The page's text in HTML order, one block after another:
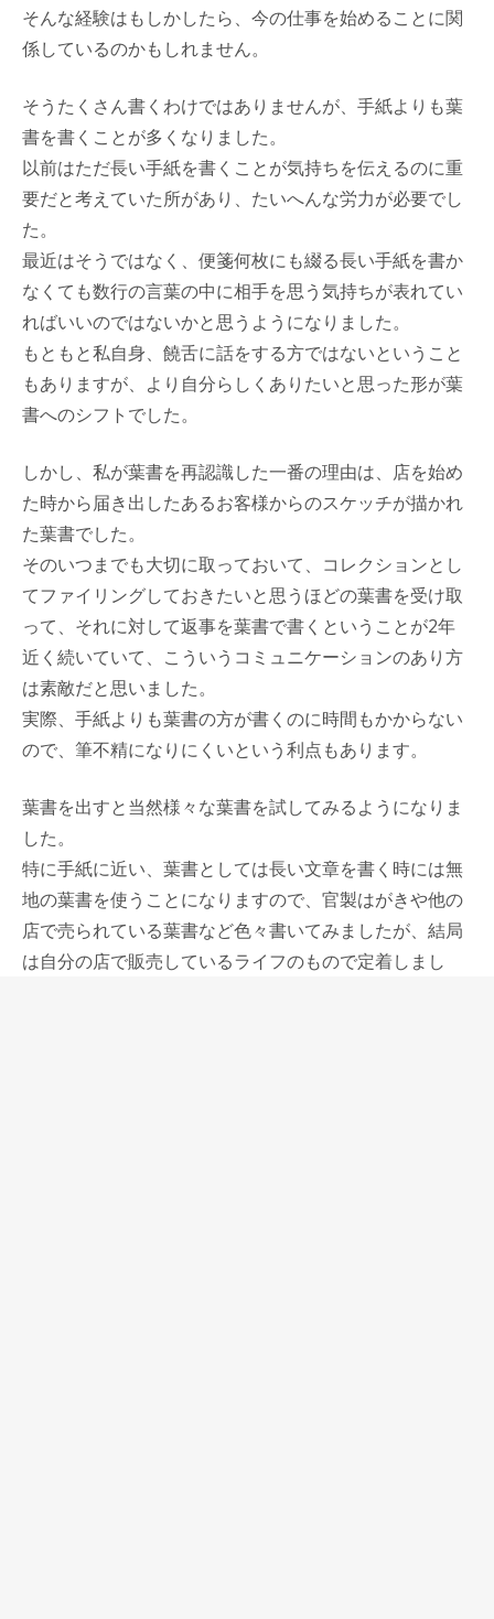
そんな経験はもしかしたら、今の仕事を始めることに関
係しているのかもしれません。
そうたくさん書くわけではありませんが、手紙よりも葉
書を書くことが多くなりました。
以前はただ長い手紙を書くことが気持ちを伝えるのに重
要だと考えていた所があり、たいへんな労力が必要でし
た。
最近はそうではなく、便箋何枚にも綴る長い手紙を書か
なくても数行の言葉の中に相手を思う気持ちが表れてい
ればいいのではないかと思うようになりました。
もともと私自身、饒舌に話をする方ではないということ
もありますが、より自分らしくありたいと思った形が葉
書へのシフトでした。
しかし、私が葉書を再認識した一番の理由は、店を始め
た時から届き出したあるお客様からのスケッチが描かれ
た葉書でした。
そのいつまでも大切に取っておいて、コレクションとし
てファイリングしておきたいと思うほどの葉書を受け取
って、それに対して返事を葉書で書くということが2年
近く続いていて、こういうコミュニケーションのあり方
は素敵だと思いました。
実際、手紙よりも葉書の方が書くのに時間もかからない
ので、筆不精になりにくいという利点もあります。
葉書を出すと当然様々な葉書を試してみるようになりま
した。
特に手紙に近い、葉書としては長い文章を書く時には無
地の葉書を使うことになりますので、官製はがきや他の
店で売られている葉書など色々書いてみましたが、結局
は自分の店で販売しているライフのもので定着しまし